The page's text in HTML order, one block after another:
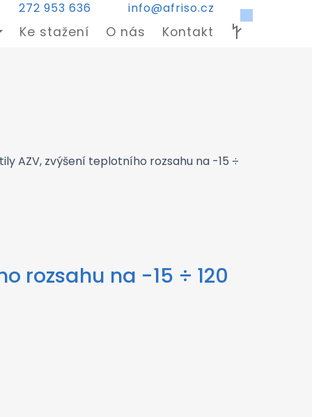
272 953 636 info@afriso.cz
Ke stažení O nás Kontakt
AZV, zvýšení teplotního rozsahu na -15 ÷
rozsahu na -15 ÷ 120